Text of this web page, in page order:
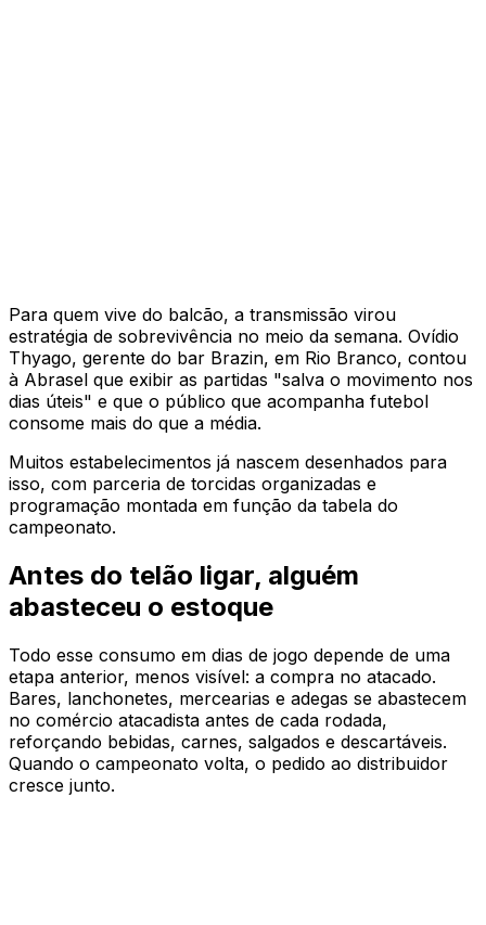
Para quem vive do balcão, a transmissão virou
estratégia de sobrevivência no meio da semana. Ovídio
Thyago, gerente do bar Brazin, em Rio Branco, contou
à Abrasel que exibir as partidas "salva o movimento nos
dias úteis" e que o público que acompanha futebol
consome mais do que a média.
Muitos estabelecimentos já nascem desenhados para
isso, com parceria de torcidas organizadas e
programação montada em função da tabela do
campeonato.
Antes do telão ligar, alguém
abasteceu o estoque
Todo esse consumo em dias de jogo depende de uma
etapa anterior, menos visível: a compra no atacado.
Bares, lanchonetes, mercearias e adegas se abastecem
no comércio atacadista antes de cada rodada,
reforçando bebidas, carnes, salgados e descartáveis.
Quando o campeonato volta, o pedido ao distribuidor
cresce junto.